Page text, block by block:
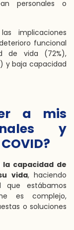
personales o
implicaciones
funcional
de vida (72%),
y baja capacidad
a mis
y
capacidad de
vida, haciendo
estábamos
es complejo,
o soluciones